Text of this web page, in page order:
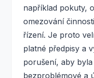
například pokuty,
omezování
řízení. Je proto
platné předpisy a
porušení, aby
bezproblémové a